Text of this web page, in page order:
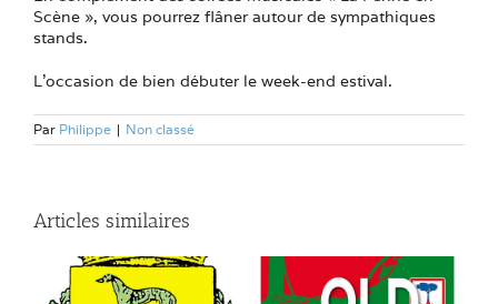
Scène », vous pourrez flâner autour de sympathiques
stands.
L’occasion de bien débuter le week-end estival.
Par Philippe | Non classé
Articles similaires